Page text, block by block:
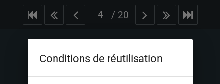
/ 20
Conditions de réutilisation